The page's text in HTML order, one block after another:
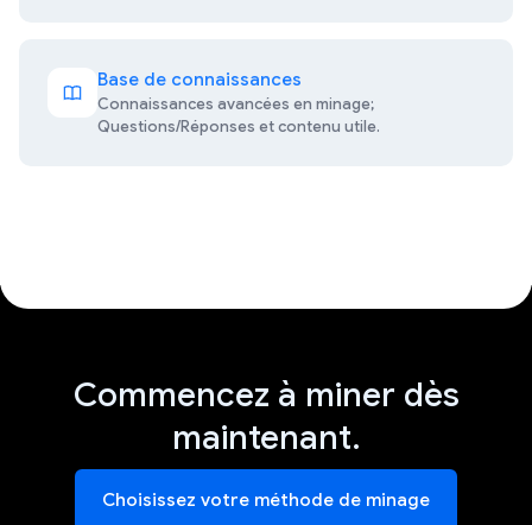
Base de connaissances
Connaissances avancées en minage;
Questions/Réponses et contenu utile.
Commencez à miner dès
maintenant.
Choisissez votre méthode de minage